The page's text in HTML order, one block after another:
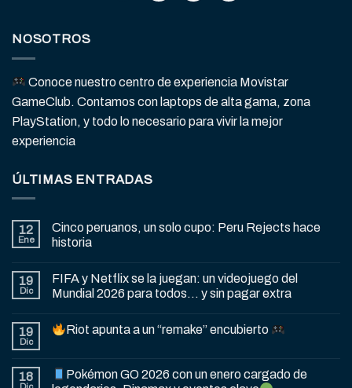
NOSOTROS
Conoce nuestro centro de experiencia Movistar
GameClub. Contamos con laptops de alta gama, zona
PlayStation, y todo lo necesario para vivir la mejor
experiencia
ÚLTIMAS ENTRADAS
12
Ene
Cinco peruanos, un solo cupo: Peru Rejects hace
historia
19
Dic
FIFA y Netflix se la juegan: un videojuego del
Mundial 2026 para todos… y sin pagar extra
19
Dic
Riot apunta a un “remake” encubierto
18
Pokémon GO 2026 con un enero cargado de